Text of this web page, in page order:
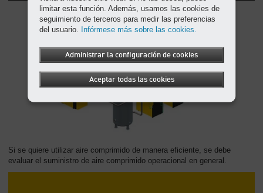
Si se quiere utilizar aire comprimido de manera eficiente, se debe
evaluar el suministro de aire comprimido operacional en general.
limitar esta función. Además, usamos las cookies de
seguimiento de terceros para medir las preferencias
del usuario. Infórmese más sobre las cookies.
Administrar la configuración de cookies
Aceptar todas las cookies